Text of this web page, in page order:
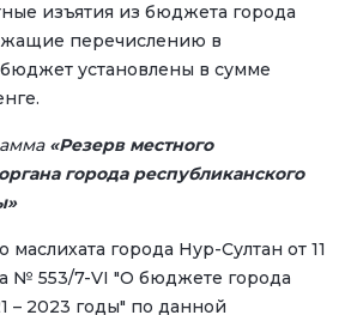
изъятия из бюджета города
перечислению в
установлены в сумме
«Резерв местного
города республиканского
города Нур-Султан от 11
№ 553/7-VI "О бюджете города
– 2023 годы" по данной